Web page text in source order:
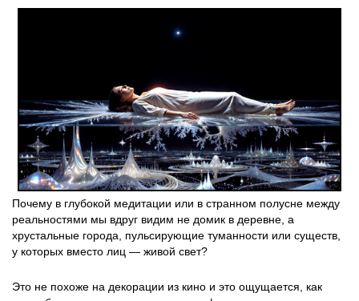
Почему в глубокой медитации или в странном полусне между
реальностями мы вдруг видим не домик в деревне, а
хрустальные города, пульсирующие туманности или существ,
у которых вместо лиц — живой свет?
Это не похоже на декорации из кино и это ощущается, как